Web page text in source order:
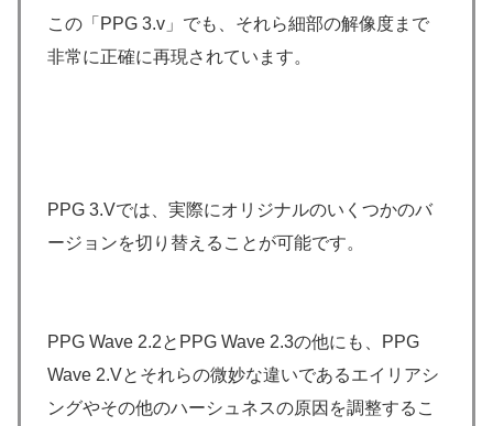
この「PPG 3.v」でも、それら細部の解像度まで
非常に正確に再現されています。
PPG 3.Vでは、実際にオリジナルのいくつかのバ
ージョンを切り替えることが可能です。
PPG Wave 2.2とPPG Wave 2.3の他にも、PPG
Wave 2.Vとそれらの微妙な違いであるエイリアシ
ングやその他のハーシュネスの原因を調整するこ